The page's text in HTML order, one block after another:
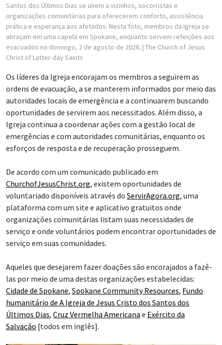
Santos dos Últimos Dias se unem a vizinhos, socorristas e
organizações comunitárias para oferecerem conforto, assistência
prática e esperança aos afetados. Nesta foto, membros da Igreja se
abraçam em uma capela em Spokane, enquanto servem refeições aos
evacuados no domingo, 2 de agosto de 2026. | The Church of Jesus
Christ of Latter-day Saints
Os líderes da Igreja encorajam os membros a seguirem as
ordens de evacuação, a se manterem informados por meio das
autoridades locais de emergência e a continuarem buscando
oportunidades de servirem aos necessitados. Além disso, a
Igreja continua a coordenar ações com a gestão local de
emergências e com autoridades comunitárias, enquanto os
esforços de resposta e de recuperação prosseguem.
De acordo com um comunicado publicado em
ChurchofJesusChrist.org, existem oportunidades de
voluntariado disponíveis através do ServirAgora.org, uma
plataforma com um site e aplicativo gratuitos onde
organizações comunitárias listam suas necessidades de
serviço e onde voluntários podem encontrar oportunidades de
serviço em suas comunidades.
Aqueles que desejarem fazer doações são encorajados a fazê-
las por meio de uma destas organizações estabelecidas:
Cidade de Spokane, Spokane Community Resources, Fundo
humanitário de A Igreja de Jesus Cristo dos Santos dos
Últimos Dias, Cruz Vermelha Americana e Exército da
Salvação [todos em inglês].